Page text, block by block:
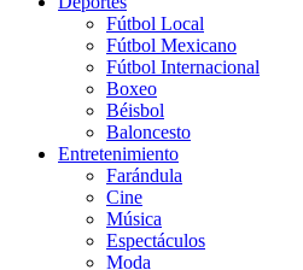
Fútbol Local
Fútbol Mexicano
Fútbol Internacional
Boxeo
Béisbol
Baloncesto
Entretenimiento
Farándula
Cine
Música
Espectáculos
Moda